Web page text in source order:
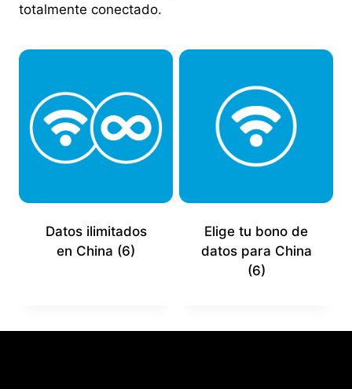
totalmente conectado.
Datos ilimitados
en China (6)
Elige tu bono de
datos para China
(6)